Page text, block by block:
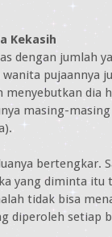
Kekasih
dengan jumlah
pujaannya
menyebutkan dia
masing-masing
bertengkar.
yang diminta itu
tidak bisa
diperoleh setiap